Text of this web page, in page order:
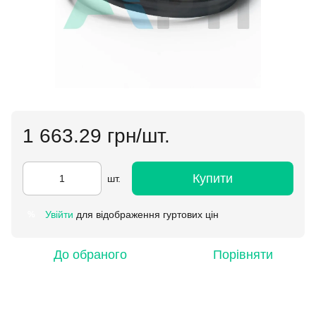
1 663.29 грн/шт.
шт. Купити
Увійти для відображення гуртових цін
До обраного Порівняти